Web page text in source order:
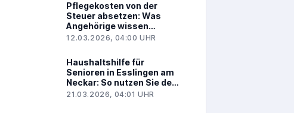
Pflegekosten von der
Steuer absetzen: Was
Angehörige wissen
müssen
12.03.2026, 04:00 UHR
Haushaltshilfe für
Senioren in Esslingen am
Neckar: So nutzen Sie den
125-Euro-
21.03.2026, 04:01 UHR